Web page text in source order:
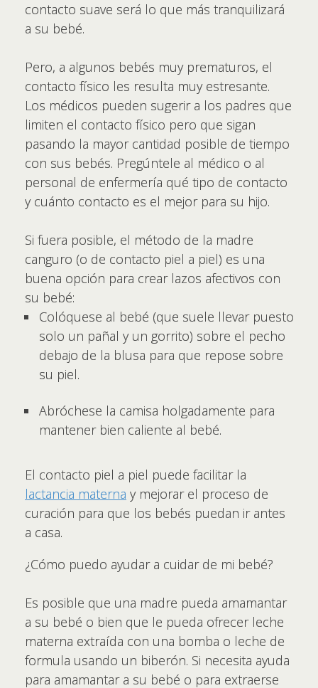
contacto suave será lo que más tranquilizará
a su bebé.
Pero, a algunos bebés muy prematuros, el
contacto físico les resulta muy estresante.
Los médicos pueden sugerir a los padres que
limiten el contacto físico pero que sigan
pasando la mayor cantidad posible de tiempo
con sus bebés. Pregúntele al médico o al
personal de enfermería qué tipo de contacto
y cuánto contacto es el mejor para su hijo.
Si fuera posible, el método de la madre
canguro (o de contacto piel a piel) es una
buena opción para crear lazos afectivos con
su bebé:
Colóquese al bebé (que suele llevar puesto
solo un pañal y un gorrito) sobre el pecho
debajo de la blusa para que repose sobre
su piel.
Abróchese la camisa holgadamente para
mantener bien caliente al bebé.
El contacto piel a piel puede facilitar la
lactancia materna y mejorar el proceso de
curación para que los bebés puedan ir antes
a casa.
¿Cómo puedo ayudar a cuidar de mi bebé?
Es posible que una madre pueda amamantar
a su bebé o bien que le pueda ofrecer leche
materna extraída con una bomba o leche de
formula usando un biberón. Si necesita ayuda
para amamantar a su bebé o para extraerse